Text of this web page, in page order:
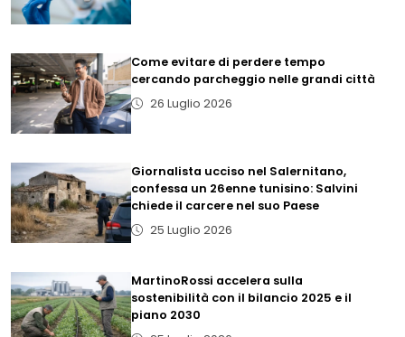
Come evitare di perdere tempo
cercando parcheggio nelle grandi città
26 Luglio 2026
Giornalista ucciso nel Salernitano,
confessa un 26enne tunisino: Salvini
chiede il carcere nel suo Paese
25 Luglio 2026
MartinoRossi accelera sulla
sostenibilità con il bilancio 2025 e il
piano 2030